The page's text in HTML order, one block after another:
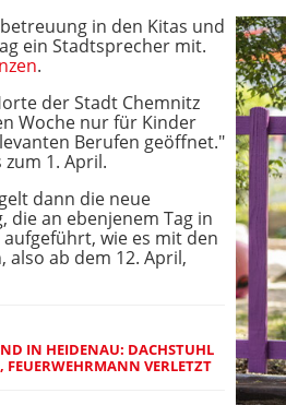
in den Kitas und
ein Stadtsprecher mit.
.
der Stadt Chemnitz
Woche nur für Kinder
Berufen geöffnet."
1. April.
dann die neue
die an ebenjenem Tag in
wie es mit den
also ab dem 12. April,
IN HEIDENAU: DACHSTUHL
FEUERWEHRMANN VERLETZT